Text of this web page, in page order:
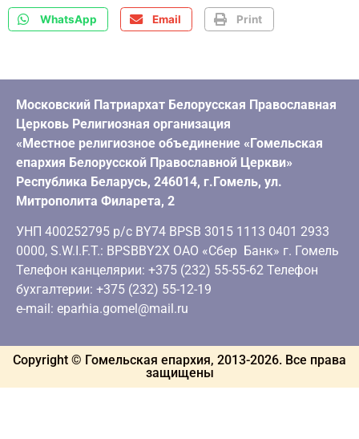
WhatsApp Email Print
Московский Патриархат Белорусская Православная
Церковь Религиозная организация
«Местное религиозное объединение «Гомельская
епархия Белорусской Православной Церкви»
Республика Беларусь, 246014, г.Гомель, ул.
Митрополита Филарета, 2
УНП 400252795 р/с BY74 BPSB 3015 1113 0401 2933
0000, S.W.I.F.T.: BPSBBY2X ОАО «Сбер Банк» г. Гомель
Телефон канцелярии: +375 (232) 55-55-62 Телефон
бухгалтерии: +375 (232) 55-12-19
e-mail: eparhia.gomel@mail.ru
Copyright © Гомельская епархия, 2013-2026. Все права
защищены